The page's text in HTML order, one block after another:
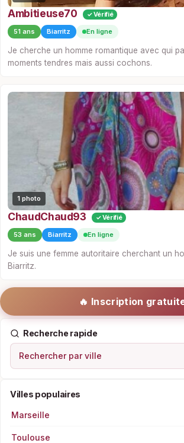
Ambitieuse70 ✓ Vérifié
51 ans Biarritz En ligne
Je cherche un homme romantique avec qui
moments tendres mais aussi cochons.
1 photo
ChaudChaud93 ✓ Vérifié
53 ans Biarritz En ligne
Je suis une femme autoritaire cherchant un
Biarritz.
🔥 Inscription
Recherche rapide
Rechercher par ville
Villes populaires
Marseille
Toulouse